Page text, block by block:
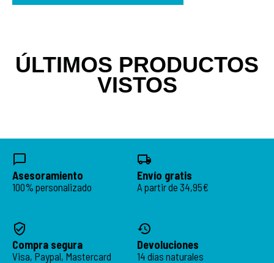
ÚLTIMOS PRODUCTOS
VISTOS
Asesoramiento
100% personalizado
Envío gratis
A partir de 34,95€
Compra segura
Visa, Paypal, Mastercard
Devoluciones
14 días naturales